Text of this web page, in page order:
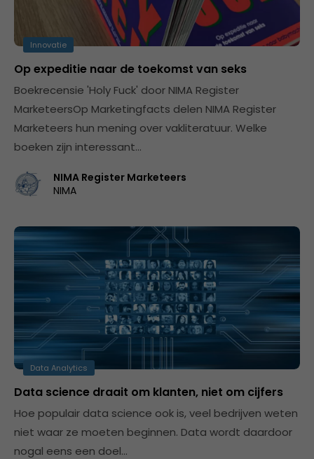
Innovatie
Op expeditie naar de toekomst van seks
Boekrecensie 'Holy Fuck' door NIMA Register
MarketeersOp Marketingfacts delen NIMA Register
Marketeers hun mening over vakliteratuur. Welke
boeken zijn interessant…
NIMA Register Marketeers
NIMA
Data Analytics
Data science draait om klanten, niet om cijfers
Hoe populair data science ook is, veel bedrijven weten
niet waar ze moeten beginnen. Data wordt daardoor
nogal eens een doel…